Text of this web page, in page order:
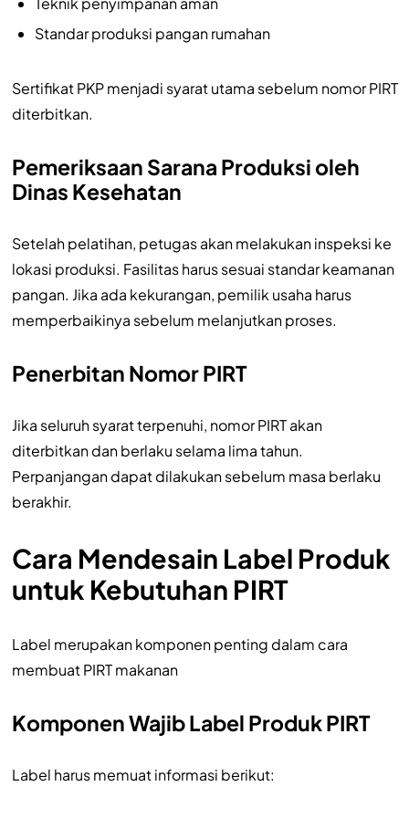
Standar produksi pangan rumahan
Sertifikat PKP menjadi syarat utama sebelum nomor PIRT
diterbitkan.
Pemeriksaan Sarana Produksi oleh
Dinas Kesehatan
Setelah pelatihan, petugas akan melakukan inspeksi ke
lokasi produksi. Fasilitas harus sesuai standar keamanan
pangan. Jika ada kekurangan, pemilik usaha harus
memperbaikinya sebelum melanjutkan proses.
Penerbitan Nomor PIRT
Jika seluruh syarat terpenuhi, nomor PIRT akan
diterbitkan dan berlaku selama lima tahun.
Perpanjangan dapat dilakukan sebelum masa berlaku
berakhir.
Cara Mendesain Label Produk
untuk Kebutuhan PIRT
Label merupakan komponen penting dalam cara
membuat PIRT makanan
Komponen Wajib Label Produk PIRT
Label harus memuat informasi berikut: